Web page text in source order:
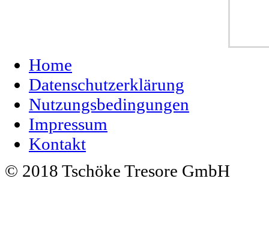
Home
Datenschutzerklärung
Nutzungsbedingungen
Impressum
Kontakt
© 2018 Tschöke Tresore GmbH